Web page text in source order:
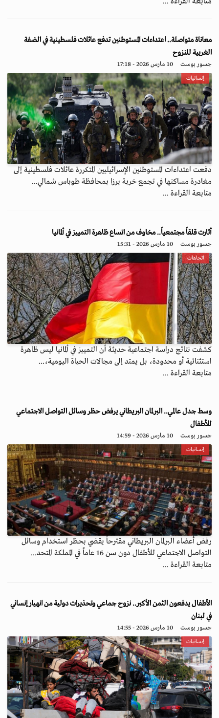
معاناة متواصلة.. اعتداءات المستوطنين تدفع عائلات فلسطينية في الضفة
الغربية للنزوح
جسور بوست 10 مارس 2026 - 17:18
إنسانيات
دفعت اعتداءات المستوطنين الإسرائيليين المتكررة عائلات فلسطينية إلى
مغادرة مساكنها في تجمع خربة يرزا بمحافظة طوباس شمالي...
متابعة القراءة ...
أثارت قلقاً مجتمعياً.. مخاوف من اتساع ظاهرة التمييز في ألمانيا
جسور بوست 10 مارس 2026 - 15:31
اتجاهات
كشفت نتائج دراسة اجتماعية حديثة أن التمييز في ألمانيا ليس ظاهرة
استثنائية أو محدودة، بل يمتد إلى مجالات الحياة اليومية،...
متابعة القراءة ...
وسط جدل عالمي.. البرلمان البريطاني يرفض حظر وسائل التواصل الاجتماعي
للأطفال
جسور بوست 10 مارس 2026 - 14:59
إنسانيات
رفض أعضاء البرلمان البريطاني مقترحاً يقضي بحظر استخدام وسائل
التواصل الاجتماعي للأطفال دون سن 16 عاماً في المملكة المتحد...
متابعة القراءة ...
الأطفال يدفعون الثمن الأكبر.. نزوح جماعي وتحذيرات دولية من انهيار إنساني
في لبنان
جسور بوست 10 مارس 2026 - 14:55
إنسانيات